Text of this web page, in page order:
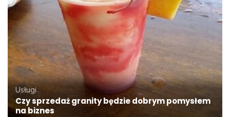
Usługi
Czy sprzedaż granity będzie dobrym pomysłem
na biznes